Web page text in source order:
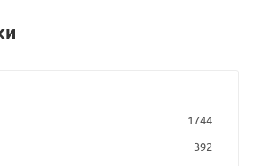
1744
392